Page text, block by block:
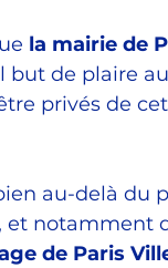
la mairie de
but de plaire
privés de
au-delà du
, et notamment
de Paris